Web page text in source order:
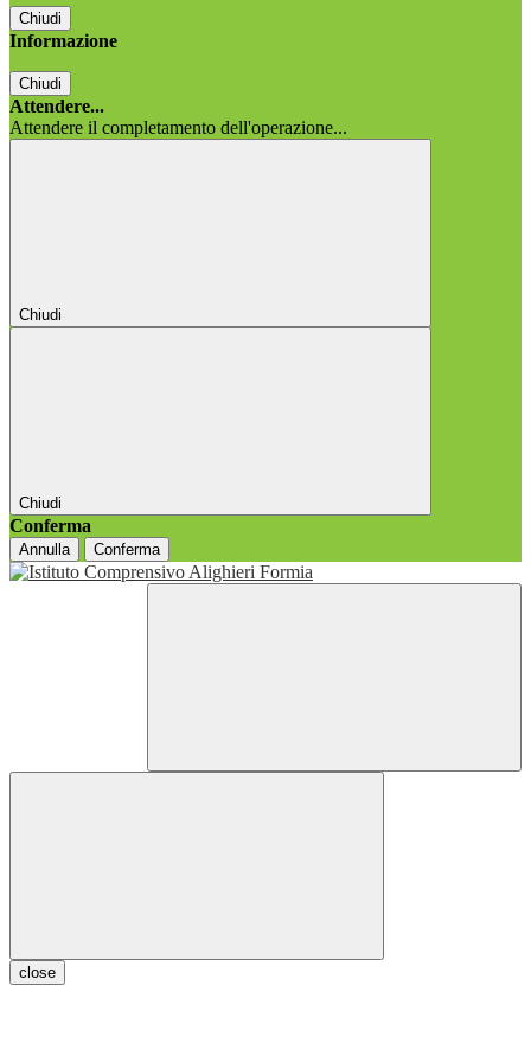
Chiudi
Informazione
Chiudi
Attendere...
Attendere il completamento dell'operazione...
Chiudi
Chiudi
Conferma
Annulla Conferma
close